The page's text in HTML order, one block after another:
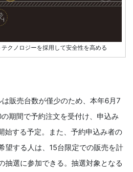
クノロジーを採用して安全性を高める
販売台数が僅少のため、本年6月7
期間で予約注文を受付け、申込み
始する予定。また、予約申込み者の
望する人は、15台限定での販売を計
抽選に参加できる。抽選対象となる